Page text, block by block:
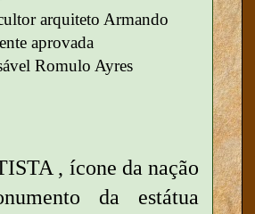
arquiteto Armando
aprovada
Romulo Ayres
, ícone da nação
da estátua